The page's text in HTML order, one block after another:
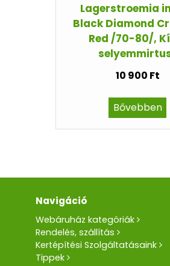
Lagerstroemia
Black Diamond
Red /70-80/,
10 900 Ft
Bővebben
Navigáció
Webáruház kategóriák
Rendelés, szállítás
Kertépítési Szolgáltatásaink
Tippek